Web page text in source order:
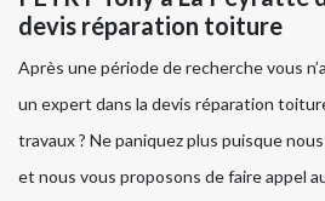
devis réparation toiture
Après une période de recherche vous
un expert dans la devis réparation
travaux ? Ne paniquez plus puisque
et nous vous proposons de faire appel